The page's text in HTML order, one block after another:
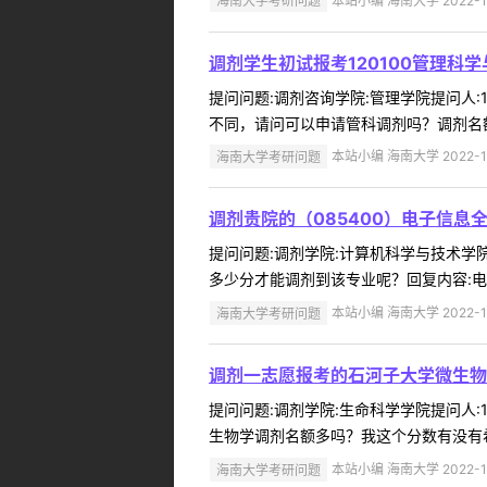
调剂学生初试报考120100管理科
提问问题:调剂咨询学院:管理学院提问
不同，请问可以申请管科调剂吗？调剂
海南大学考研问题 本站小编 海南大学 2022-
调剂贵院的（085400）电子信息
提问问题:调剂学院:计算机科学与技术
多少分才能调剂到该专业呢？回复内容:
海南大学考研问题 本站小编 海南大学 2022-
调剂一志愿报考的石河子大学微生
提问问题:调剂学院:生命科学学院提问
生物学调剂名额多吗？我这个分数有没
海南大学考研问题 本站小编 海南大学 2022-